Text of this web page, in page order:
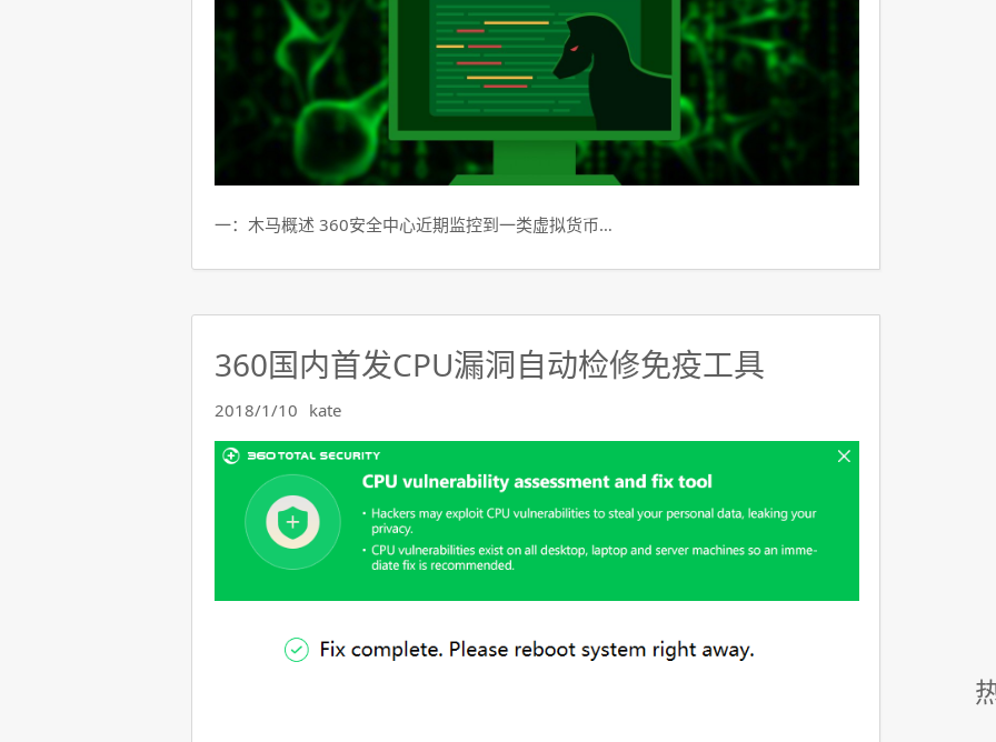
一：木马概述 360安全中心近期监控到一类虚拟货币…
360国内首发CPU漏洞自动检修免疫工具
2018/1/10 kate